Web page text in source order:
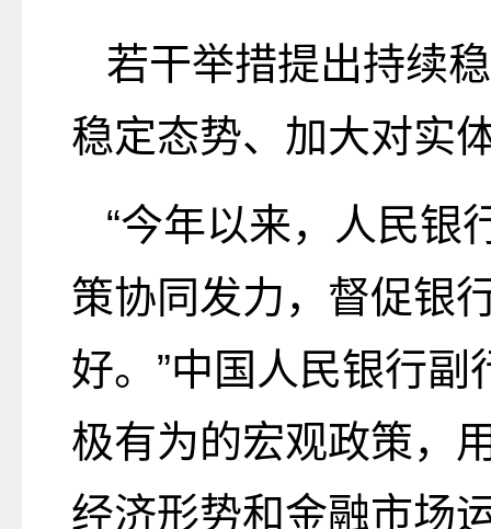
若干举措提出持续
稳定态势、加大对实
“今年以来，人民银
策协同发力，督促银
好。”中国人民银行
极有为的宏观政策，
经济形势和金融市场